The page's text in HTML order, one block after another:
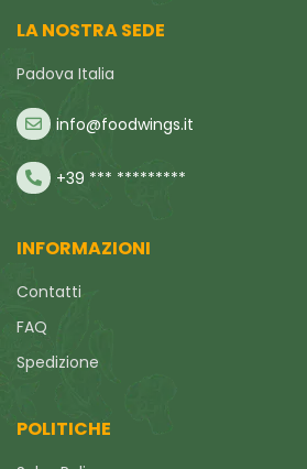
LA NOSTRA SEDE
Padova Italia
info@foodwings.it
+39 *** *********
INFORMAZIONI
Contatti
FAQ
Spedizione
POLITICHE